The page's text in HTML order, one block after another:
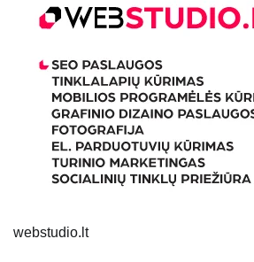
webstudio.lt